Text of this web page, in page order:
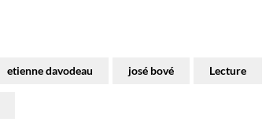
etienne davodeau josé bové Lecture